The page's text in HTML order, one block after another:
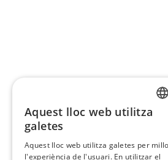
Aquest lloc web utilitza
galetes
Aquest lloc web utilitza galetes per
l'experiència de l'usuari. En utilitzar el